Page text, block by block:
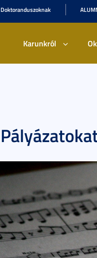
Doktoranduszoknak
Karunkról